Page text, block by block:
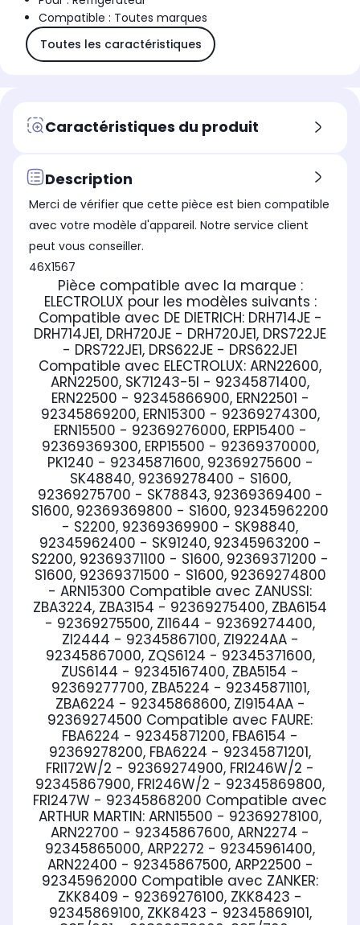
Compatible : Toutes marques
Toutes les caractéristiques
Caractéristiques du produit
Description
Merci de vérifier que cette pièce est bien compatible
avec votre modèle d'appareil. Notre service client
peut vous conseiller.
46X1567
Pièce compatible avec la marque :
ELECTROLUX pour les modèles suivants :
Compatible avec DE DIETRICH: DRH714JE -
DRH714JE1, DRH720JE - DRH720JE1, DRS722JE
- DRS722JE1, DRS622JE - DRS622JE1
Compatible avec ELECTROLUX: ARN22600,
ARN22500, SK71243-5I - 92345871400,
ERN22500 - 92345866900, ERN22501 -
92345869200, ERN15300 - 92369274300,
ERN15500 - 92369276000, ERP15400 -
92369369300, ERP15500 - 92369370000,
PK1240 - 92345871600, 92369275600 -
SK48840, 92369278400 - S1600,
92369275700 - SK78843, 92369369400 -
S1600, 92369369800 - S1600, 92345962200
- S2200, 92369369900 - SK98840,
92345962400 - SK91240, 92345963200 -
S2200, 92369371100 - S1600, 92369371200 -
S1600, 92369371500 - S1600, 92369274800
- ARN15300 Compatible avec ZANUSSI:
ZBA3224, ZBA3154 - 92369275400, ZBA6154
- 92369275500, ZI1644 - 92369274400,
ZI2444 - 92345867100, ZI9224AA -
92345867000, ZQS6124 - 92345371600,
ZUS6144 - 92345167400, ZBA5154 -
92369277700, ZBA5224 - 92345871101,
ZBA6224 - 92345868600, ZI9154AA -
92369274500 Compatible avec FAURE:
FBA6224 - 92345871200, FBA6154 -
92369278200, FBA6224 - 92345871201,
FRI172W/2 - 92369274900, FRI246W/2 -
92345867900, FRI246W/2 - 92345869800,
FRI247W - 92345868200
ARTHUR MARTIN: ARN15500 - 92369278100,
ARN22700 - 92345867600, ARN2274 -
92345865000, ARP2272 - 92345961400,
ARN22400 - 92345867500, ARP22500 -
92345962000 Compatible avec ZANKER:
ZKK8409 - 92369276100, ZKK8423 -
92345869100, ZKK8423 - 92345869101,